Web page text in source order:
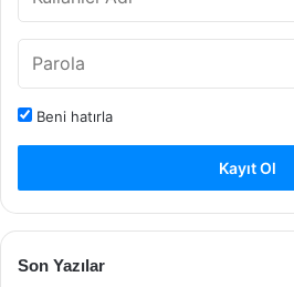
Beni hatırla
Kayıt Ol
Son Yazılar